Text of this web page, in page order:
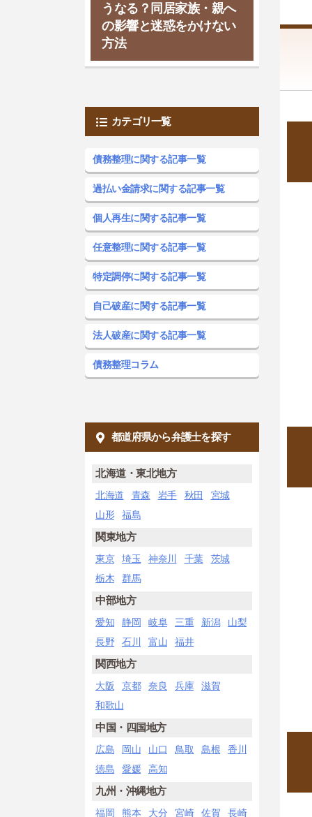
うなる？同居家族・親へ
の影響と迷惑をかけない
方法
カテゴリ一覧
債務整理に関する記事一覧
過払い金請求に関する記事一覧
個人再生に関する記事一覧
任意整理に関する記事一覧
特定調停に関する記事一覧
自己破産に関する記事一覧
法人破産に関する記事一覧
債務整理コラム
都道府県から弁護士を探す
北海道・東北地方
北海道 青森 岩手 秋田
宮城
山形
福島
関東地方
東京 埼玉 神奈川 千葉
茨城
栃木
群馬
中部地方
愛知 静岡 岐阜 三重 新潟
山梨
長野
石川 富山 福井
関西地方
大阪 京都 奈良 兵庫
滋賀
和歌山
中国・四国地方
広島 岡山 山口 鳥取 島根
香川
徳島
愛媛 高知
九州・沖縄地方
福岡 熊本 大分 宮崎 佐賀
長崎